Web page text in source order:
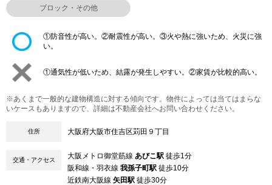
ブロック・その他
①防音性が高い。②耐震性が高い。③火や熱に強いため、火災に強
い。
①通気性が低いため、結露が発生しやすい。②家賃が比較的高い。
※あくまで一般的な建物構造に対する傾向です。物件によっては当てはまらな
いケースもありますので、詳細は不動産会社へお問い合わせください。
住所 大阪府大阪市住吉区苅田９丁目
交通・アクセス 大阪メトロ御堂筋線 あびこ駅 徒歩1分
阪和線・羽衣線 我孫子町駅 徒歩10分
近鉄南大阪線 矢田駅 徒歩30分